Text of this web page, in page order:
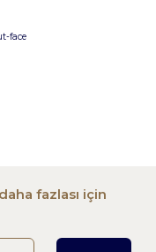
face
fazlası için